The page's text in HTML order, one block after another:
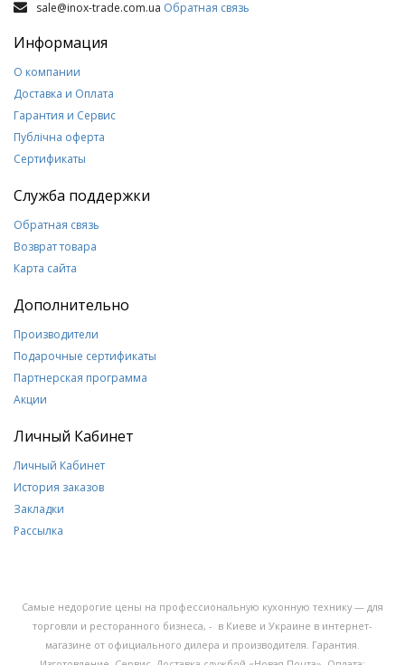
sale@inox-trade.com.ua Обратная связь
Информация
О компании
Доставка и Оплата
Гарантия и Сервис
Публічна оферта
Сертификаты
Служба поддержки
Обратная связь
Возврат товара
Карта сайта
Дополнительно
Производители
Подарочные сертификаты
Партнерская программа
Акции
Личный Кабинет
Личный Кабинет
История заказов
Закладки
Рассылка
Самые недорогие цены на профессиональную кухонную технику — для
торговли и ресторанного бизнеса, - в Киеве и Украине в интернет-
магазине от официального дилера и производителя. Гарантия.